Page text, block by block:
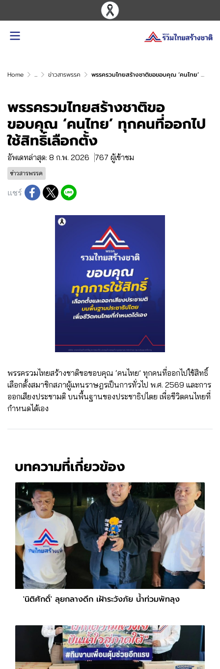
Home ... ข่าวสารพรรค พรรครวมไทยสร้างชาติขอขอบคุณ ‘คนไทย’ ทุกคนที่ออกไปใช้สิทธิ์เลือกตั้ง
พรรครวมไทยสร้างชาติขอ
ขอบคุณ ‘คนไทย’ ทุกคนที่ออกไป
ใช้สิทธิ์เลือกตั้ง
อัพเดทล่าสุด: 8 ก.พ. 2026 767 ผู้เข้าชม
ข่าวสารพรรค
แชร์
พรรครวมไทยสร้างชาติขอขอบคุณ ‘คนไทย’ ทุกคนที่ออกไปใช้สิทธิ์
เลือกตั้งสมาชิกสภาผู้แทนราษฎรเป็นการทั่วไป พ.ศ. 2569 และการ
ออกเสียงประชามติ บนพื้นฐานของประชาธิปไตย เพื่อชีวิตคนไทยที่
กำหนดได้เอง
บทความที่เกี่ยวข้อง
'นิติศักดิ์' ลุยกลางดึก เฝ้าระวังภัย น้ำท่วมพัทลุง